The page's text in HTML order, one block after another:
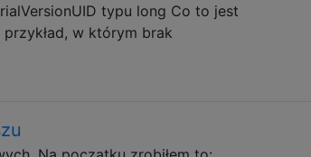
typu long Co to jest
w którym brak